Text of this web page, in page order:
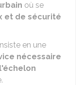
où se
et de sécurité
en une
nécessaire